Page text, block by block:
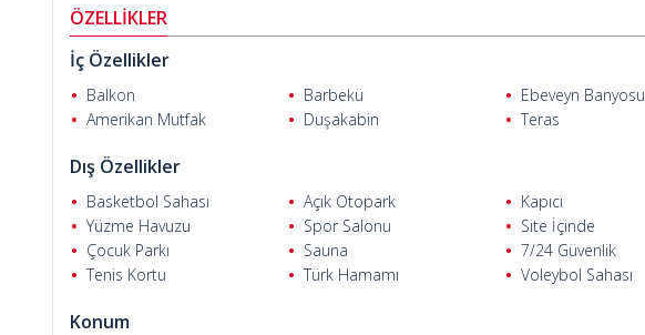
Alanya'da daire satın almak
sunmaktadır.
ÖZELLİKLER
İç Özellikler
Balkon Barbekü Ebeveyn Banyosu
Amerikan Mutfak
Duşakabin Teras
Dış Özellikler
Basketbol Sahası Açık Otopark Kapıcı
Yüzme Havuzu
Spor Salonu Site İçinde
Çocuk Parkı
Sauna 7/24 Güvenlik
Tenis Kortu
Türk Hamamı Voleybol Sahası
Konum